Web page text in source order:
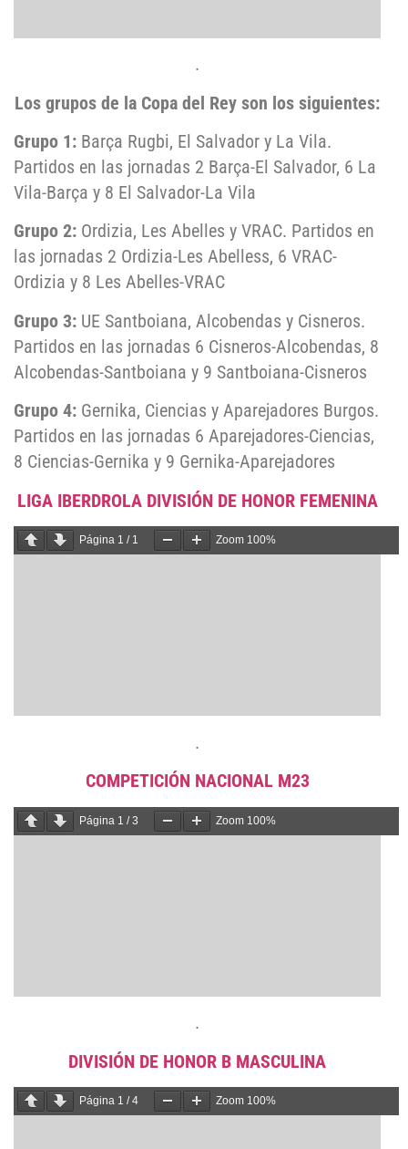
.
Los grupos de la Copa del Rey son los siguientes:
Grupo 1: Barça Rugbi, El Salvador y La Vila.
Partidos en las jornadas 2 Barça-El Salvador, 6 La
Vila-Barça y 8 El Salvador-La Vila
Grupo 2: Ordizia, Les Abelles y VRAC. Partidos en
las jornadas 2 Ordizia-Les Abelless, 6 VRAC-
Ordizia y 8 Les Abelles-VRAC
Grupo 3: UE Santboiana, Alcobendas y Cisneros.
Partidos en las jornadas 6 Cisneros-Alcobendas, 8
Alcobendas-Santboiana y 9 Santboiana-Cisneros
Grupo 4: Gernika, Ciencias y Aparejadores Burgos.
Partidos en las jornadas 6 Aparejadores-Ciencias,
8 Ciencias-Gernika y 9 Gernika-Aparejadores
LIGA IBERDROLA DIVISIÓN DE HONOR FEMENINA
Página 1 / 1 Zoom 100%
.
COMPETICIÓN NACIONAL M23
Página 1 /3 Zoom 100%
.
DIVISIÓN DE HONOR B MASCULINA
Página 1 /4 Zoom 100%